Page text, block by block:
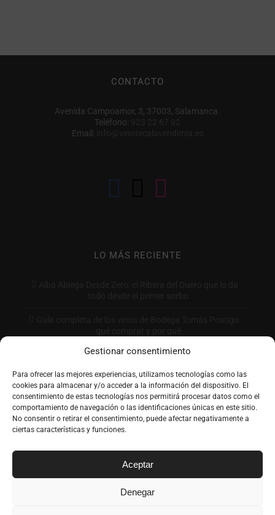
Gestionar consentimiento
Para ofrecer las mejores experiencias, utilizamos tecnologías como las
cookies para almacenar y/o acceder a la información del dispositivo. El
consentimiento de estas tecnologías nos permitirá procesar datos como el
comportamiento de navegación o las identificaciones únicas en este sitio.
No consentir o retirar el consentimiento, puede afectar negativamente a
ciertas características y funciones.
Aceptar
Denegar
CONTACTO
Avenida Campoamor, 3, 37003, Salamanca.
Teléfono:
Email:
LO MÁS RECIENTE
Cómo leer la etiqueta de un vino: guía completa paso a
Tratvm: El Vino de Toro que Conquista por su Carácter y
Precio